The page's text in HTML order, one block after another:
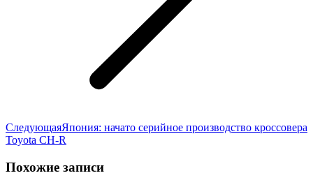
СледующаяСледующая
запись:
Япония: начато серийное производство кроссовера
Toyota CH-R
Похожие записи